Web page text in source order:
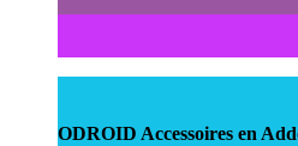
ODROID Accessoires en